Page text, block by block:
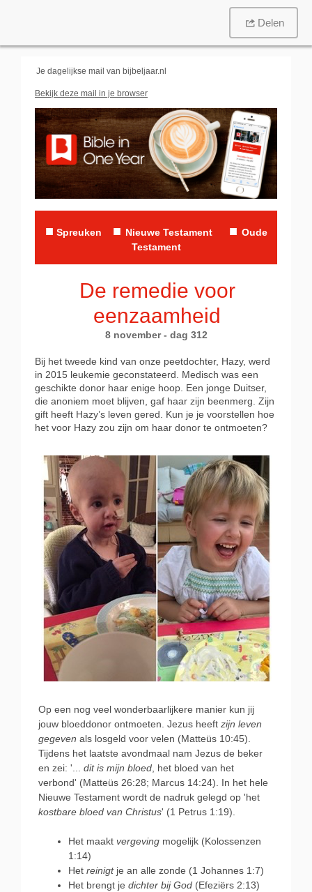
Delen
Je dagelijkse mail van bijbeljaar.nl
Bekijk deze mail in je browser
■ Spreuken ■ Nieuwe Testament ■ Oude
Testament
De remedie voor
eenzaamheid
8 november - dag 312
Bij het tweede kind van onze peetdochter, Hazy, werd
in 2015 leukemie geconstateerd. Medisch was een
geschikte donor haar enige hoop. Een jonge Duitser,
die anoniem moet blijven, gaf haar zijn beenmerg. Zijn
gift heeft Hazy’s leven gered. Kun je je voorstellen hoe
het voor Hazy zou zijn om haar donor te ontmoeten?
Op een nog veel wonderbaarlijkere manier kun jij
jouw bloeddonor ontmoeten. Jezus heeft zijn leven
gegeven als losgeld voor velen (Matteüs 10:45).
Tijdens het laatste avondmaal nam Jezus de beker
en zei: '... dit is mijn bloed, het bloed van het
verbond' (Matteüs 26:28; Marcus 14:24). In het hele
Nieuwe Testament wordt de nadruk gelegd op 'het
kostbare bloed van Christus' (1 Petrus 1:19).
Het maakt vergeving mogelijk (Kolossenzen
1:14)
Het reinigtje an alle zonde (1 Johannes 1:7)
Het brengt je dichter bij God (Efeziërs 2:13)